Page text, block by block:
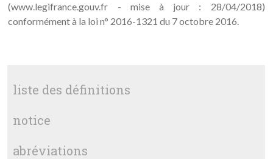
(www.legifrance.gouv.fr - mise à jour : 28/04/2018)
conformément à la loi n° 2016-1321 du 7 octobre 2016.
liste des définitions
notice
abréviations